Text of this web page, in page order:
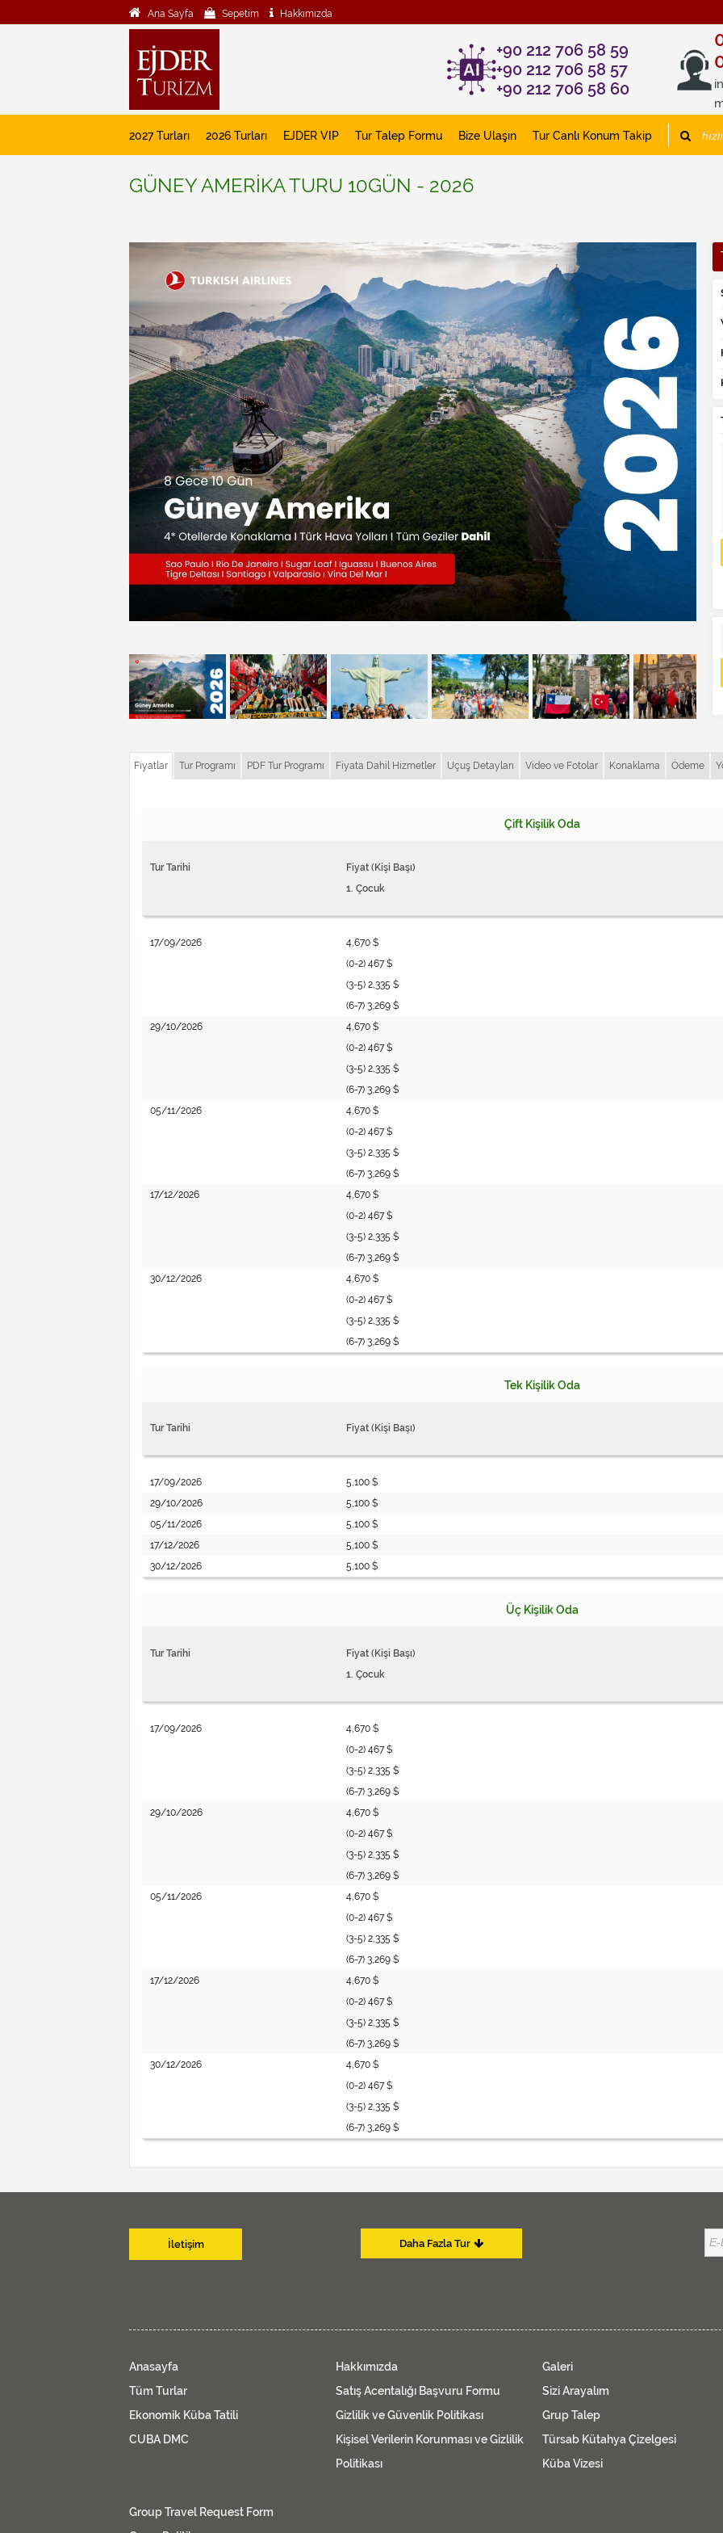
Ana Sayfa Sepetim Hakkımızda
+90 212 706 58 59
+90 212 706 58 57
+90 212 706 58 60
2027 Turları 2026 Turları EJDER VIP Tur Talep Formu Bize Ulaşın Tur Canlı Konum Takip
GÜNEY AMERİKA TURU 10GÜN - 2026
Fiyatlar Tur Programı PDF Tur Programı Fiyata Dahil Hizmetler Uçuş Detayları Video ve Fotolar Konaklama Ödeme
Çift Kişilik Oda
Tur Tarihi
Fiyat (Kişi Başı)
1. Çocuk
17/09/2026
4,670 $
(0-2) 467 $
(3-5) 2,335 $
(6-7) 3,269 $
29/10/2026
4,670 $
(0-2) 467 $
(3-5) 2,335 $
(6-7) 3,269 $
05/11/2026
4,670 $
(0-2) 467 $
(3-5) 2,335 $
(6-7) 3,269 $
17/12/2026
4,670 $
(0-2) 467 $
(3-5) 2,335 $
(6-7) 3,269 $
30/12/2026
4,670 $
(0-2) 467 $
(3-5) 2,335 $
(6-7) 3,269 $
Tek Kişilik Oda
Tur Tarihi Fiyat (Kişi Başı)
17/09/2026
5,100 $
29/10/2026
5,100 $
05/11/2026
5,100 $
17/12/2026
5,100 $
30/12/2026
5,100 $
Üç Kişilik Oda
Tur Tarihi
Fiyat (Kişi Başı)
1. Çocuk
17/09/2026
4,670 $
(0-2) 467 $
(3-5) 2,335 $
(6-7) 3,269 $
29/10/2026
4,670 $
(0-2) 467 $
(3-5) 2,335 $
(6-7) 3,269 $
05/11/2026
4,670 $
(0-2) 467 $
(3-5) 2,335 $
(6-7) 3,269 $
17/12/2026
4,670 $
(0-2) 467 $
(3-5) 2,335 $
(6-7) 3,269 $
30/12/2026
4,670 $
(0-2) 467 $
(3-5) 2,335 $
(6-7) 3,269 $
İletişim Daha Fazla Tur
Anasayfa
Tüm Turlar
Ekonomik Küba Tatili
CUBA DMC
Hakkımızda
Satış Acentalığı Başvuru Formu
Gizlilik ve Güvenlik Politikası
Kişisel Verilerin Korunması ve Gizlilik
Politikası
Galeri
Sizi Arayalım
Grup Talep
Türsab Kütahya Çizelgesi
Küba Vizesi
Group Travel Request Form